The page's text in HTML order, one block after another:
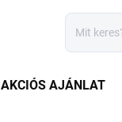
AKCIÓS AJÁNLAT